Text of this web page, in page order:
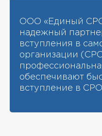
ООО «Единый
надежный
вступления в
организации
обеспечивают
вступление в